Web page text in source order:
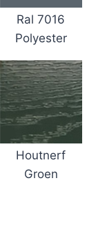
Ral 7016
Polyester
Houtnerf
Groen